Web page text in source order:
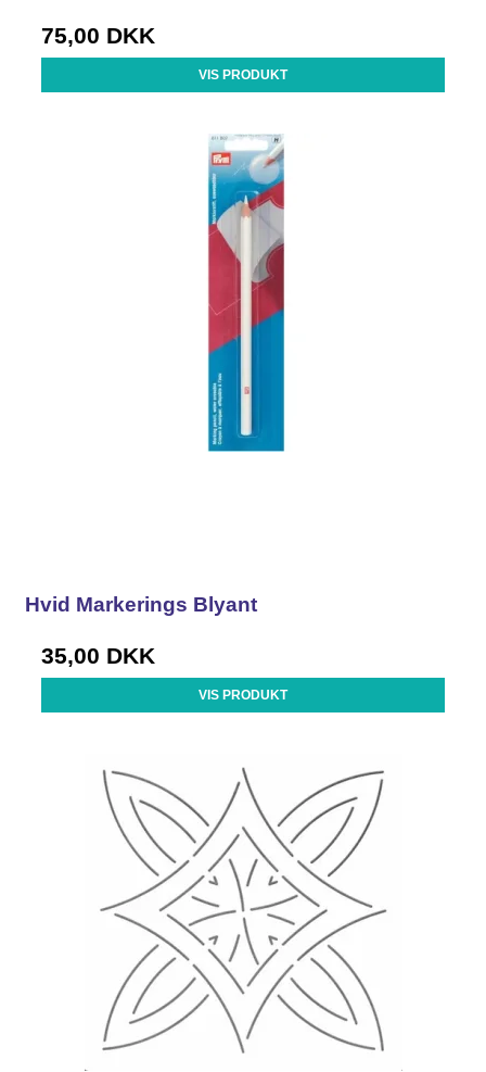
75,00 DKK
VIS PRODUKT
Hvid Markerings Blyant
35,00 DKK
VIS PRODUKT